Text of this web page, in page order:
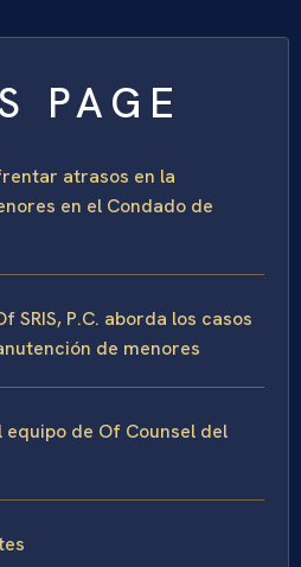
PAGE
atrasos en la
en el Condado de
SRIS, P.C. aborda los casos
de menores
equipo de Of Counsel del